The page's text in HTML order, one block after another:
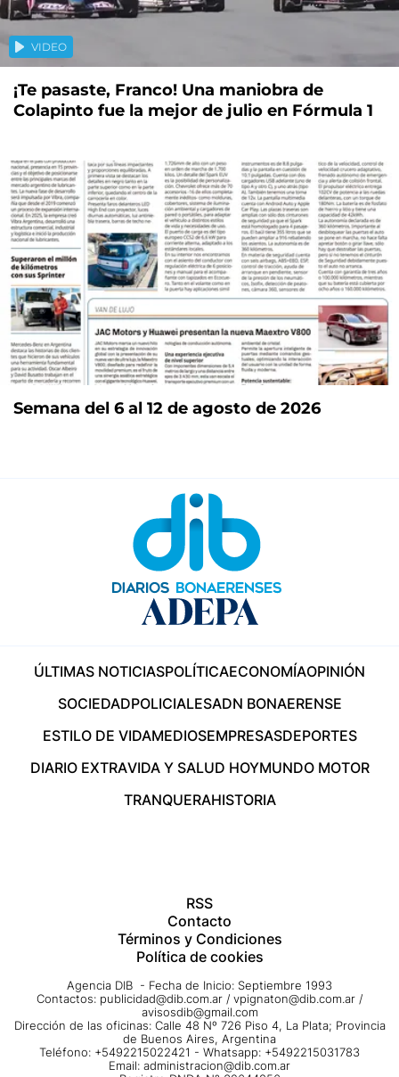
VIDEO
¡Te pasaste, Franco! Una maniobra de
Colapinto fue la mejor de julio en Fórmula 1
Semana del 6 al 12 de agosto de 2026
ÚLTIMAS NOTICIASPOLÍTICAECONOMÍAOPINIÓN
SOCIEDADPOLICIALESADN BONAERENSE
ESTILO DE VIDAMEDIOSEMPRESASDEPORTES
DIARIO EXTRAVIDA Y SALUD HOYMUNDO MOTOR
TRANQUERAHISTORIA
RSS
Contacto
Términos y Condiciones
Política de cookies
Agencia DIB - Fecha de Inicio: Septiembre 1993
Contactos: publicidad@dib.com.ar / vpignaton@dib.com.ar /
avisosdib@gmail.com
Dirección de las oficinas: Calle 48 Nº 726 Piso 4, La Plata; Provincia
de Buenos Aires, Argentina
Teléfono: +5492215022421 - Whatsapp: +5492215031783
Email: administracion@dib.com.ar